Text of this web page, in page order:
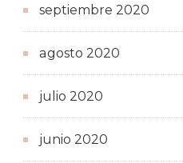
septiembre 2020
agosto 2020
julio 2020
junio 2020